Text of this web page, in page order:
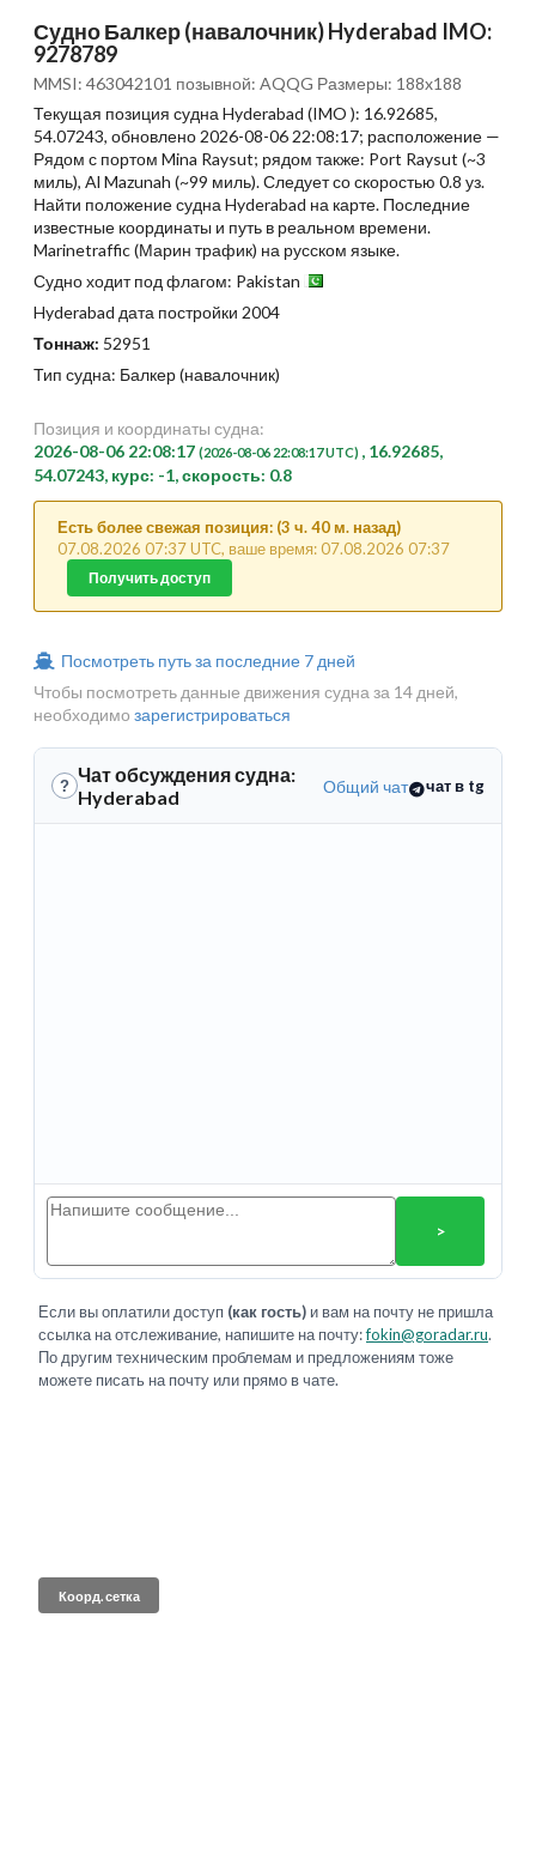
Судно Балкер (навалочник) Hyderabad IMO:
9278789
MMSI: 463042101 позывной: AQQG Размеры: 188x188
Текущая позиция судна Hyderabad (IMO ): 16.92685,
54.07243, обновлено 2026-08-06 22:08:17; расположение —
Рядом с портом Mina Raysut; рядом также: Port Raysut (~3
миль), Al Mazunah (~99 миль). Следует со скоростью 0.8 уз.
Найти положение судна Hyderabad на карте. Последние
известные координаты и путь в реальном времени.
Marinetraffic (Марин трафик) на русском языке.
Судно ходит под флагом: Pakistan
Hyderabad дата постройки 2004
Тоннаж: 52951
Тип судна: Балкер (навалочник)
Позиция и координаты судна:
2026-08-06 22:08:17 (2026-08-06 22:08:17 UTC) , 16.92685,
54.07243, курс: -1, скорость: 0.8
Есть более свежая позиция: (3 ч. 40 м. назад)
07.08.2026 07:37 UTC, ваше время: 07.08.2026 07:37
Получить доступ
Посмотреть путь за последние 7 дней
Чтобы посмотреть данные движения судна за 14 дней,
необходимо зарегистрироваться
? Чат обсуждения судна:
Hyderabad
Общий чат чат в tg
>
Если вы оплатили доступ (как гость) и вам на почту не пришла
ссылка на отслеживание, напишите на почту:fokin@goradar.ru.
По другим техническим проблемам и предложениям тоже
можете писать на почту или прямо в чате.
Коорд. сетка